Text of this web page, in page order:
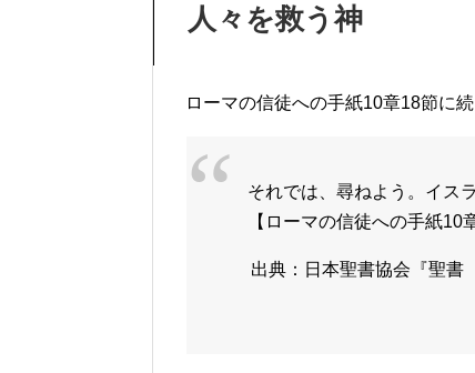
人々を救う神
ローマの信徒への手紙10章18節に
それでは、尋ねよう。イス
【ローマの信徒への手紙10
出典：日本聖書協会『聖